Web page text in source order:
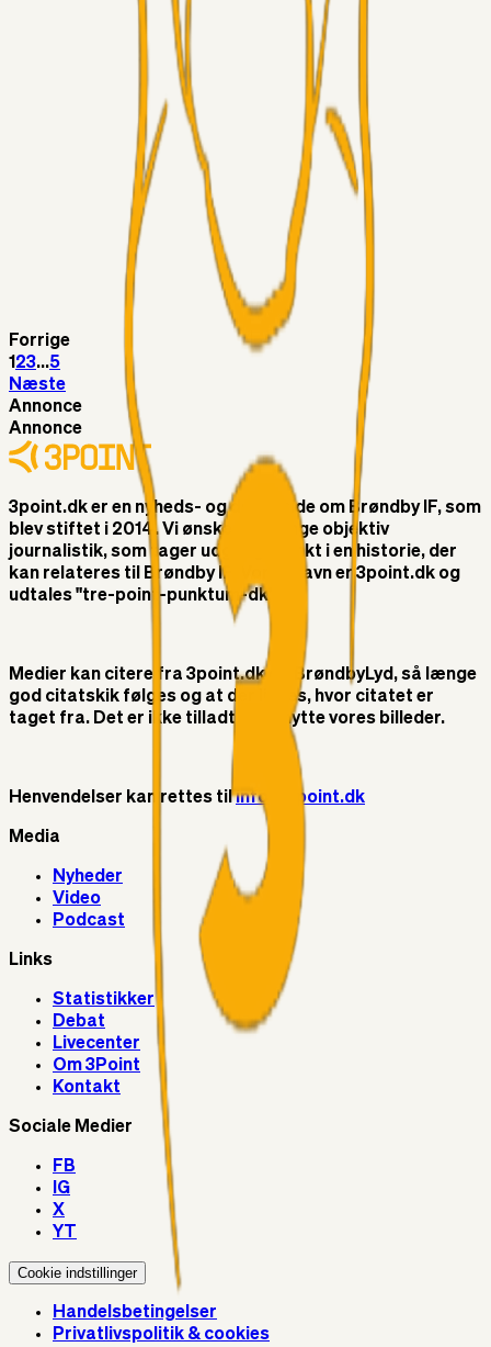
Kunne Sami Jalal være den næste offensive brik? 🤔💛💙
03. aug. 2026
Superliga-truppen
RasmusStephansen
03. aug. 2026
Olti Hyseni, Bliver Brøndbys Største Salg
Nogensinde…..!!!
02. aug. 2026
Sydsiden mid Viborg
Forrige
1 23...5
Næste
Annonce
Annonce
3point.dk er en nyheds- og debatside om Brøndby IF, som
blev stiftet i 2014. Vi ønsker at bringe objektiv
journalistik, som tager udgangspunkt i en historie, der
kan relateres til Brøndby IF. Vores navn er 3point.dk og
udtales "tre-point-punktum-dk"
Medier kan citere fra 3point.dk og BrøndbyLyd, så længe
god citatskik følges og at der linkes, hvor citatet er
taget fra. Det er ikke tilladt at benytte vores billeder.
Henvendelser kan rettes tilinfo@3point.dk
Media
Nyheder
Video
Podcast
Links
Statistikker
Debat
Livecenter
Om 3Point
Kontakt
Sociale Medier
FB
IG
X
YT
Cookie indstillinger
Handelsbetingelser
Privatlivspolitik & cookies